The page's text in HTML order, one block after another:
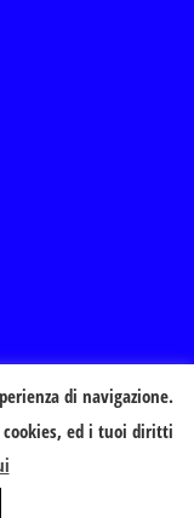
siti
di navigazione.
ed i tuoi diritti